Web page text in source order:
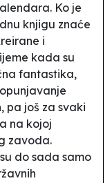
Ko je
knjigu znaće
i
kada su
fantastika,
pa još za svaki
na kojoj
zavoda.
do sada samo